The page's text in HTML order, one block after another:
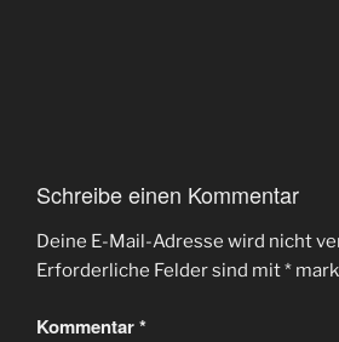
Schreibe einen Kommentar
Deine E-Mail-Adresse wird nicht
Erforderliche Felder sind mit*
Kommentar*